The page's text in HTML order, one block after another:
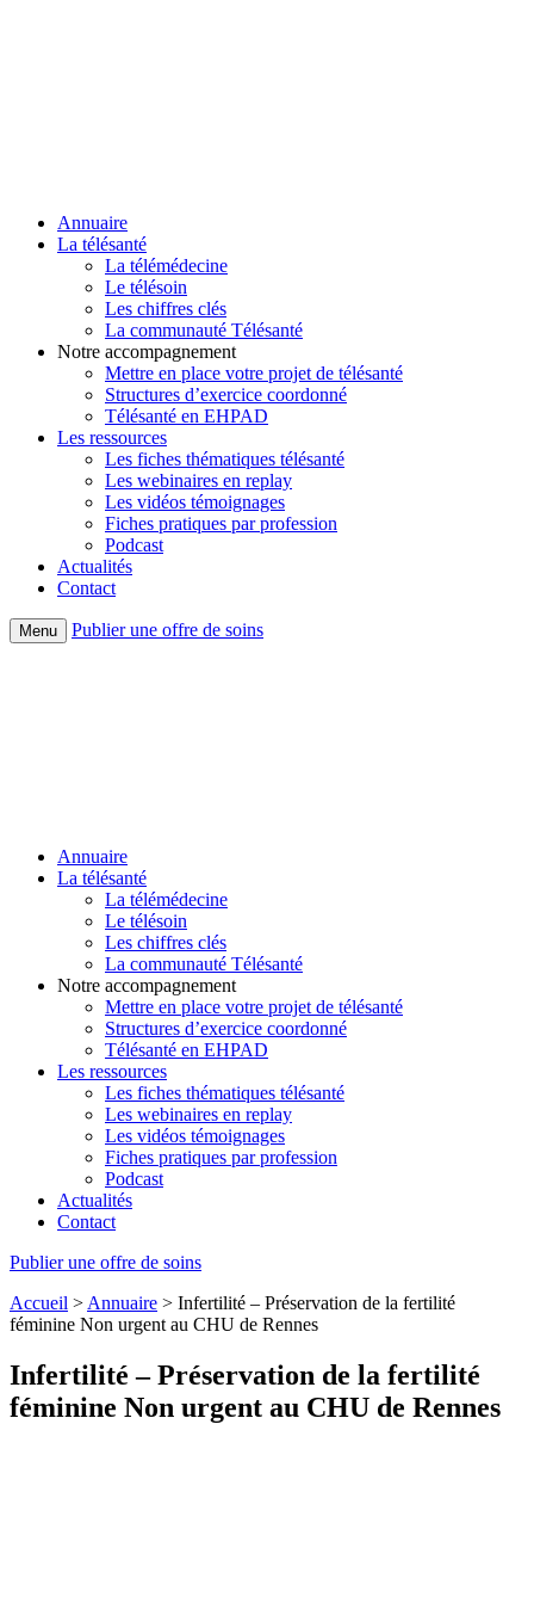
Annuaire
La télésanté
La télémédecine
Le télésoin
Les chiffres clés
La communauté Télésanté
Notre accompagnement
Mettre en place votre projet de télésanté
Structures d’exercice coordonné
Télésanté en EHPAD
Les ressources
Les fiches thématiques télésanté
Les webinaires en replay
Les vidéos témoignages
Fiches pratiques par profession
Podcast
Actualités
Contact
Menu Publier une offre de soins
Annuaire
La télésanté
La télémédecine
Le télésoin
Les chiffres clés
La communauté Télésanté
Notre accompagnement
Mettre en place votre projet de télésanté
Structures d’exercice coordonné
Télésanté en EHPAD
Les ressources
Les fiches thématiques télésanté
Les webinaires en replay
Les vidéos témoignages
Fiches pratiques par profession
Podcast
Actualités
Contact
Publier une offre de soins
Accueil > Annuaire > Infertilité – Préservation de la fertilité
féminine Non urgent au CHU de Rennes
Infertilité – Préservation de la fertilité
féminine Non urgent au CHU de Rennes